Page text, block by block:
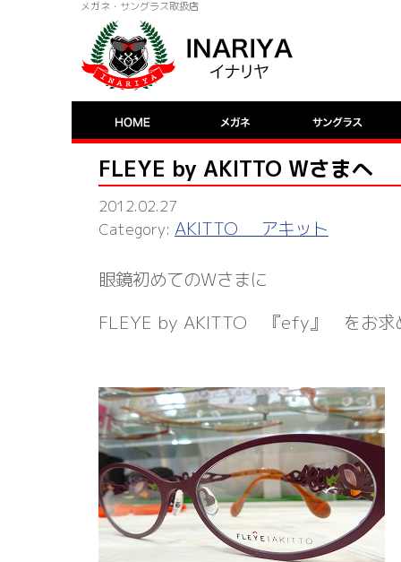
メガネ・サングラス取扱店
FLEYE by AKITTO Wさまへ
2012.02.27
AKITTO アキット
眼鏡初めてのWさまに
FLEYE by AKITTO 『efy』 をお求